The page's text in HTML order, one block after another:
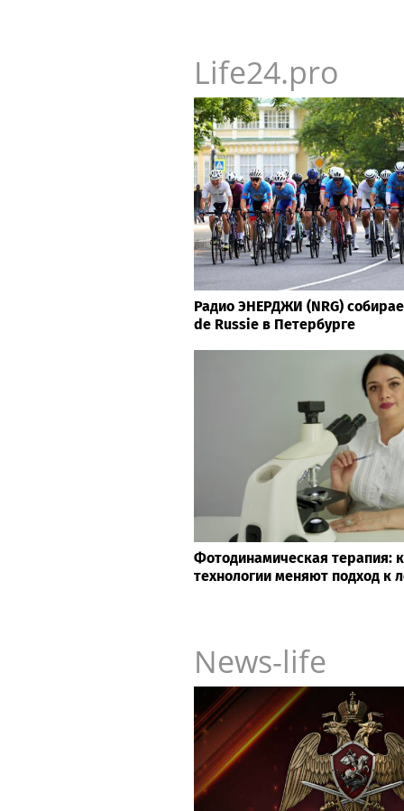
Life24.pro
Радио ЭНЕРДЖИ (NRG)
de Russie в Петербурге
Фотодинамическая терапия:
технологии меняют подход к
News-life